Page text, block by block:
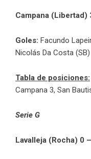
Campana (Libertad)
Goles: Facundo
Nicolás Da Costa (SB)
Tabla de posiciones:
Campana 3, San
Serie G
Lavalleja (Rocha) 0